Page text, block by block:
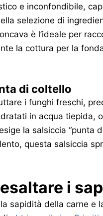
e inconfondibile,
selezione di
è l’ideale per
la cottura per la
di coltello
i funghi freschi,
in acqua tiepida,
la salsiccia “punta
questa salsiccia
i
sapidità della carne e